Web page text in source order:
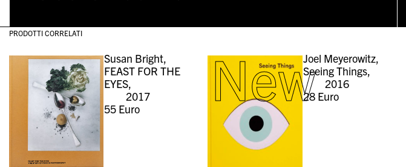
PRODOTTI CORRELATI
Susan Bright,
FEAST FOR THE
EYES,
2017
55 Euro NewJoel Meyerowitz,
Seeing Things,
2016
28Euro